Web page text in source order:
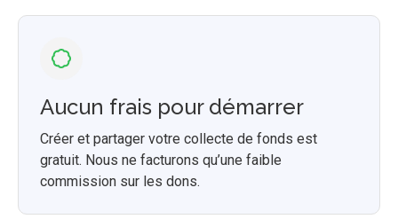
Aucun frais pour démarrer
Créer et partager votre collecte de fonds est
gratuit. Nous ne facturons qu’une faible
commission sur les dons.